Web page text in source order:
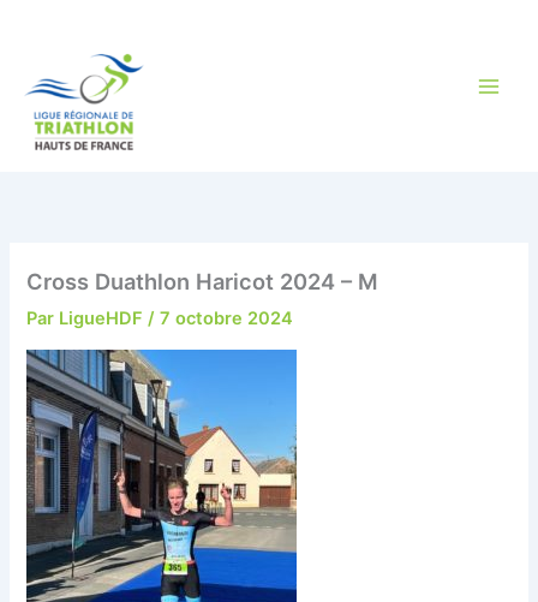
Cross Duathlon Haricot 2024 – M
Par LigueHDF/7 octobre 2024